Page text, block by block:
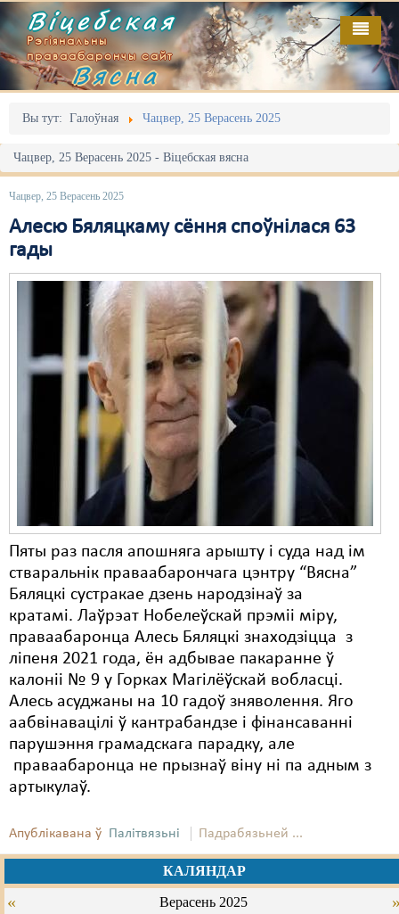
Віцебская
Рэгіянальны
праваабарончы сайт
Вясна
Вы тут: Галоўная Чацвер, 25 Верасень 2025
Чацвер, 25 Верасень 2025 - Віцебская вясна
Чацвер, 25 Верасень 2025
Алесю Бяляцкаму сёння споўнілася 63
гады
Пяты раз пасля апошняга арышту і суда над ім
стваральнік праваабарончага цэнтру “Вясна”
Бяляцкі сустракае дзень народзінаў за
кратамі. Лаўрэат Нобелеўскай прэміі міру,
праваабаронца Алесь Бяляцкі знаходзіцца з
ліпеня 2021 года, ён адбывае пакаранне ў
калоніі № 9 у Горках Магілёўскай вобласці.
Алесь асуджаны на 10 гадоў зняволення. Яго
аабвінавацілі ў кантрабандзе і фінансаванні
парушэння грамадскага парадку, але
праваабаронца не прызнаў віну ні па адным з
артыкулаў.
Апублікавана ў Палітвязьні Падрабязьней ...
КАЛЯНДАР
« Верасень 2025
Галоўная
Адміністрацыйны перасьлед
Акцыі
Выбары
Грамадзянскія ініцыятывы
Дыскрымінацыя
Затрыманьні
Карная псыхіятрыя
Культурныя правы
Мігранты
Мірныя сходы
Палітвязьні
Праваабаронцы
Правы дзіцяці
Пэнітэнцыярная сыстэма
Распальваньне варожасьці
Рознае
Свабода слова
Выданьні
Відэа
Пра нас
RSS